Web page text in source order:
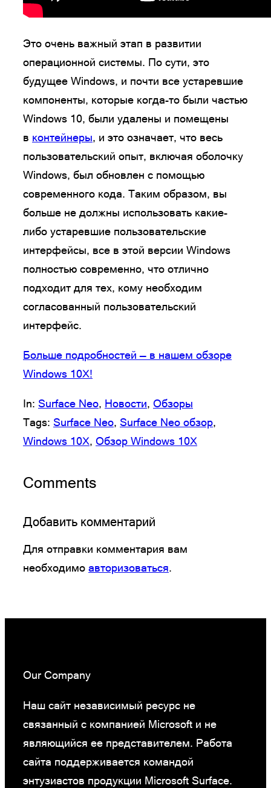
Это очень важный этап в развитии
операционной системы. По сути, это
будущее Windows, и почти все устаревшие
компоненты, которые когда-то были частью
Windows 10, были удалены и помещены
в контейнеры, и это означает, что весь
пользовательский опыт, включая оболочку
Windows, был обновлен с помощью
современного кода. Таким образом, вы
больше не должны использовать какие-
либо устаревшие пользовательские
интерфейсы, все в этой версии Windows
полностью современно, что отлично
подходит для тех, кому необходим
согласованный пользовательский
интерфейс.
Больше подробностей — в нашем обзоре
Windows 10X!
In: Surface Neo, Новости, Обзоры
Tags: Surface Neo, Surface Neo обзор
Windows 10X, Обзор Windows 10X
Comments
Добавить комментарий
Для отправки комментария вам
необходимо авторизоваться.
Our Company
Наш сайт независимый ресурс не
связанный с компанией Microsoft и не
являющийся ее представителем. Работа
сайта поддерживается командой
энтузиастов продукции Microsoft Surface.